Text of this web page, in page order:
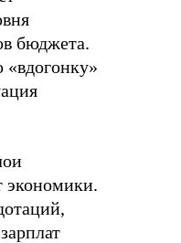
бюджета.
экономики.